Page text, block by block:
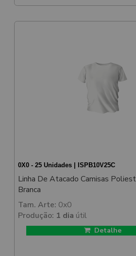
0X0 - 25 Unidades | ISPB10V25C
Linha De Atacado Camisas
Branca
Tam. Arte: 0x0
Produção: 1 dia útil
Detalhe